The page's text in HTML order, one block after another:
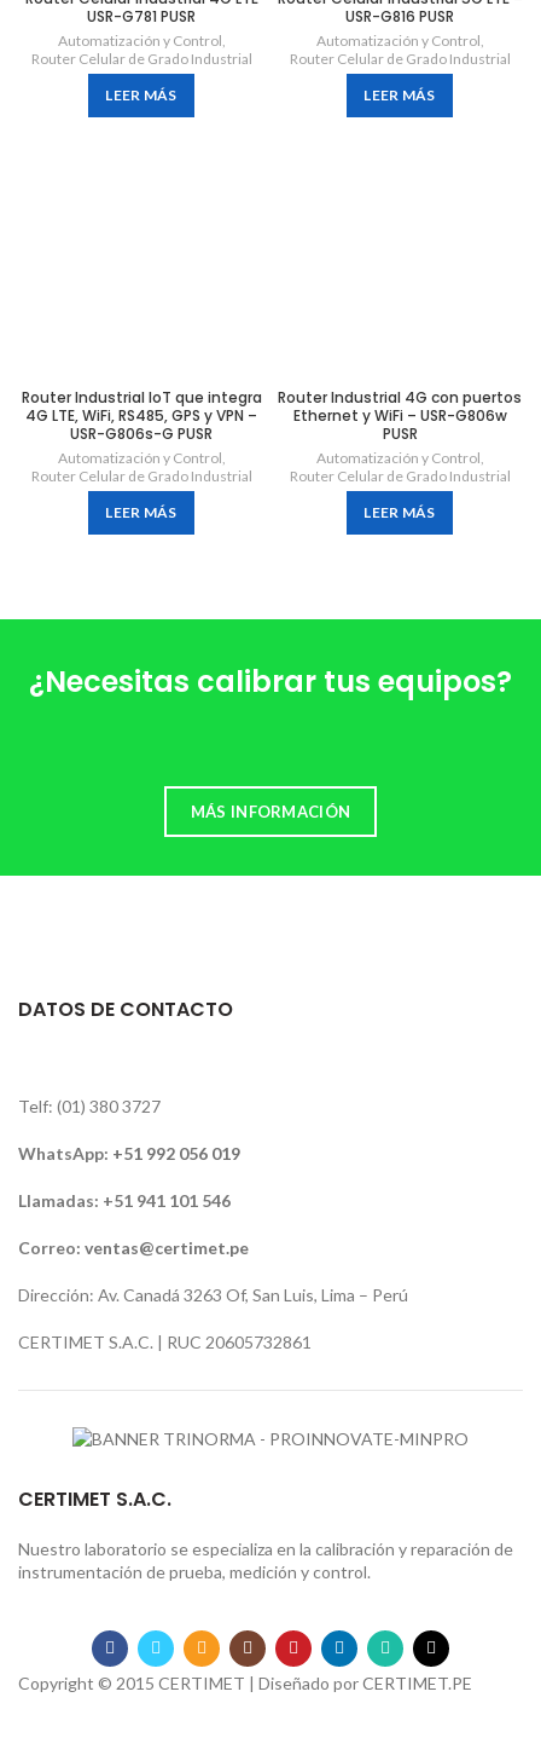
USR-G781 PUSR
Automatización y Control,
Router Celular de Grado Industrial
LEER MÁS
USR-G816 PUSR
Automatización y Control,
Router Celular de Grado Industrial
LEER MÁS
Router Industrial IoT que integra
4G LTE, WiFi, RS485, GPS y VPN –
USR-G806s-G PUSR
Automatización y Control,
Router Celular de Grado Industrial
LEER MÁS
Router Industrial 4G con puertos
Ethernet y WiFi – USR-G806w
PUSR
Automatización y Control,
Router Celular de Grado Industrial
LEER MÁS
¿Necesitas calibrar tus equipos?
MÁS INFORMACIÓN
DATOS DE CONTACTO
Telf: (01) 380 3727
WhatsApp: +51 992 056 019
Llamadas: +51 941 101 546
Correo: ventas@certimet.pe
Dirección: Av. Canadá 3263 Of, San Luis, Lima – Perú
CERTIMET S.A.C. | RUC 20605732861
CERTIMET S.A.C.
Nuestro laboratorio se especializa en la calibración y reparación de
instrumentación de prueba, medición y control.
Copyright © 2015 CERTIMET | Diseñado porCERTIMET.PE